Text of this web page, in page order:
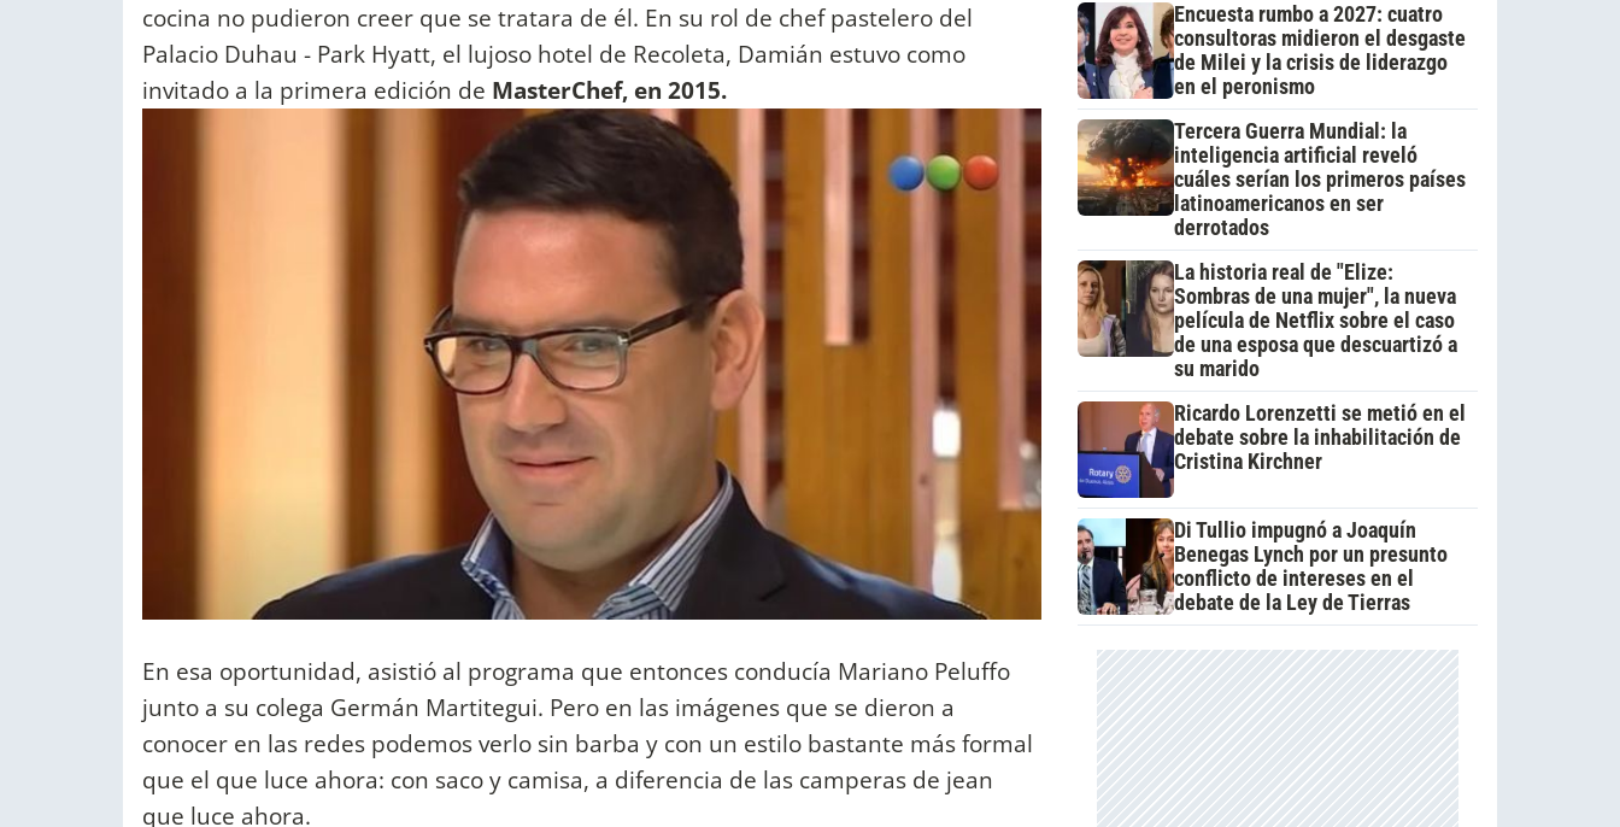
cocina no pudieron creer que se tratara de él. En su rol de chef pastelero del
Palacio Duhau - Park Hyatt, el lujoso hotel de Recoleta, Damián estuvo como
invitado a la primera edición de MasterChef, en 2015.
En esa oportunidad, asistió al programa que entonces conducía Mariano Peluffo
junto a su colega Germán Martitegui. Pero en las imágenes que se dieron a
conocer en las redes podemos verlo sin barba y con un estilo bastante más formal
que el que luce ahora: con saco y camisa, a diferencia de las camperas de jean
que luce ahora.
Encuesta rumbo a 2027: cuatro
consultoras midieron el desgaste
de Milei y la crisis de liderazgo
en el peronismo
Tercera Guerra Mundial: la
inteligencia artificial reveló
cuáles serían los primeros países
latinoamericanos en ser
derrotados
La historia real de "Elize:
Sombras de una mujer", la nueva
película de Netflix sobre el caso
de una esposa que descuartizó a
su marido
Ricardo Lorenzetti se metió en el
debate sobre la inhabilitación de
Cristina Kirchner
Di Tullio impugnó a Joaquín
Benegas Lynch por un presunto
conflicto de intereses en el
debate de la Ley de Tierras